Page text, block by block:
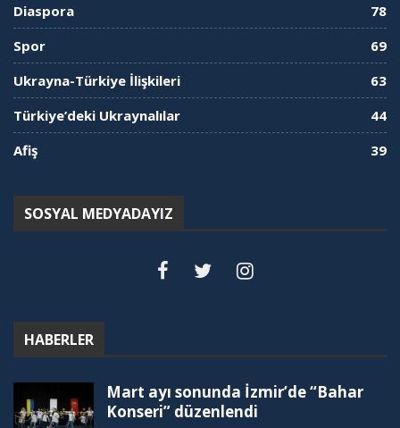
Diaspora
78
Spor
69
Ukrayna-Türkiye İlişkileri
63
Türkiye’deki Ukraynalılar
44
Afiş
39
SOSYAL MEDYADAYIZ
HABERLER
Mart ayı sonunda İzmir’de “Bahar
Konseri” düzenlendi